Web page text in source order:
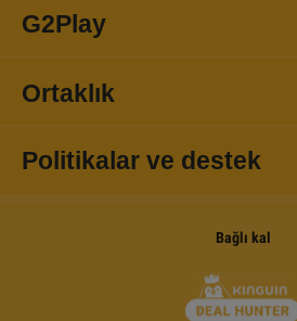
G2Play
Ortaklık
Politikalar ve destek
Bağlı kal